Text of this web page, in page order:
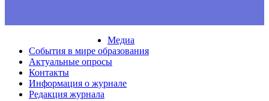
Медиа
События в мире образования
Актуальные опросы
Контакты
Информация о журнале
Редакция журнала